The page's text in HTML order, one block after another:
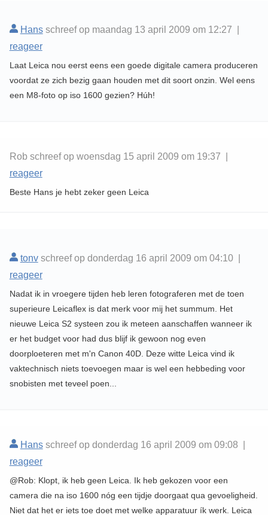
Hansschreef op maandag 13 april 2009 om 12:27 |
reageer
Laat Leica nou eerst eens een goede digitale camera produceren
voordat ze zich bezig gaan houden met dit soort onzin. Wel eens
een M8-foto op iso 1600 gezien? Húh!
Rob schreef op woensdag 15 april 2009 om 19:37 |
reageer
Beste Hans je hebt zeker geen Leica
tonvschreef op donderdag 16 april 2009 om 04:10 |
reageer
Nadat ik in vroegere tijden heb leren fotograferen met de toen
superieure Leicaflex is dat merk voor mij het summum. Het
nieuwe Leica S2 systeen zou ik meteen aanschaffen wanneer ik
er het budget voor had dus blijf ik gewoon nog even
doorploeteren met m'n Canon 40D. Deze witte Leica vind ik
vaktechnisch niets toevoegen maar is wel een hebbeding voor
snobisten met teveel poen...
Hansschreef op donderdag 16 april 2009 om 09:08 |
reageer
@Rob: Klopt, ik heb geen Leica. Ik heb gekozen voor een
camera die na iso 1600 nóg een tijdje doorgaat qua gevoeligheid.
Niet dat het er iets toe doet met welke apparatuur ík werk. Leica